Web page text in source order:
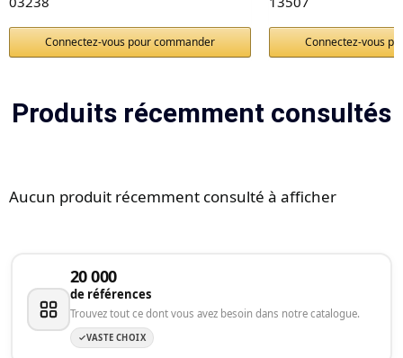
Connectez-vous pour commander Connectez-vous
Produits récemment consultés
Aucun produit récemment consulté à afficher
20 000
de références
Trouvez tout ce dont vous avez besoin dans notre catalogue.
VASTE CHOIX